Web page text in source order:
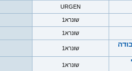
URGEN
שונרא1
שונרא1
שונרא1
שונרא1